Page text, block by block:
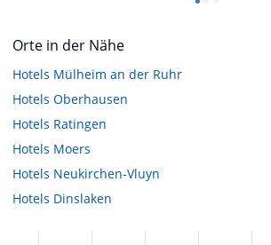
Orte in der Nähe
Hotels Mülheim an der Ruhr
Hotels Oberhausen
Hotels Ratingen
Hotels Moers
Hotels Neukirchen-Vluyn
Hotels Dinslaken